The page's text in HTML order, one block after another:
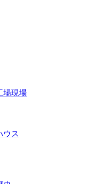
場現場
ウス